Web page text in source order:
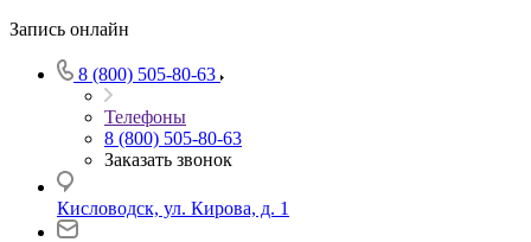
Запись онлайн
8 (800) 505-80-63
Телефоны
8 (800) 505-80-63
Заказать звонок
Кисловодск, ул. Кирова, д. 1